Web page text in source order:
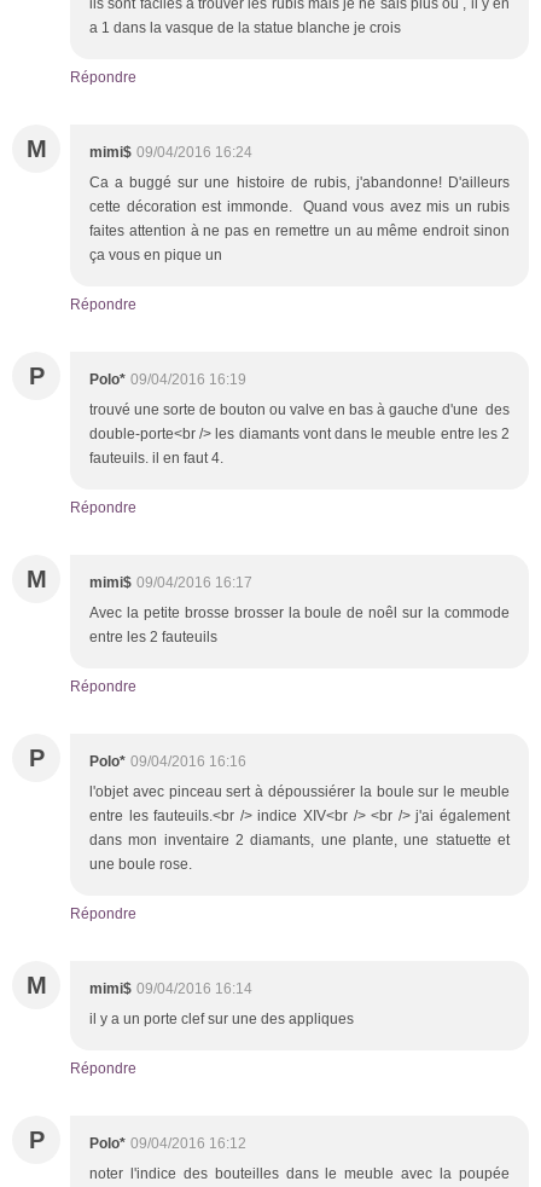
a 1 dans la vasque de la statue blanche je crois
Répondre
M mimi$ 09/04/2016 16:24
Ca a buggé sur une histoire de rubis, j'abandonne! D'ailleurs
cette décoration est immonde. Quand vous avez mis un rubis
faites attention à ne pas en remettre un au même endroit sinon
ça vous en pique un
Répondre
P Polo* 09/04/2016 16:19
trouvé une sorte de bouton ou valve en bas à gauche d'une des
double-porte<br /> les diamants vont dans le meuble entre les 2
fauteuils. il en faut 4.
Répondre
M mimi$ 09/04/2016 16:17
Avec la petite brosse brosser la boule de noêl sur la commode
entre les 2 fauteuils
Répondre
P Polo* 09/04/2016 16:16
l'objet avec pinceau sert à dépoussiérer la boule sur le meuble
entre les fauteuils.<br /> indice XIV<br /> <br /> j'ai également
dans mon inventaire 2 diamants, une plante, une statuette et
une boule rose.
Répondre
M mimi$ 09/04/2016 16:14
il y a un porte clef sur une des appliques
Répondre
P Polo* 09/04/2016 16:12
noter l'indice des bouteilles dans le meuble avec la poupée